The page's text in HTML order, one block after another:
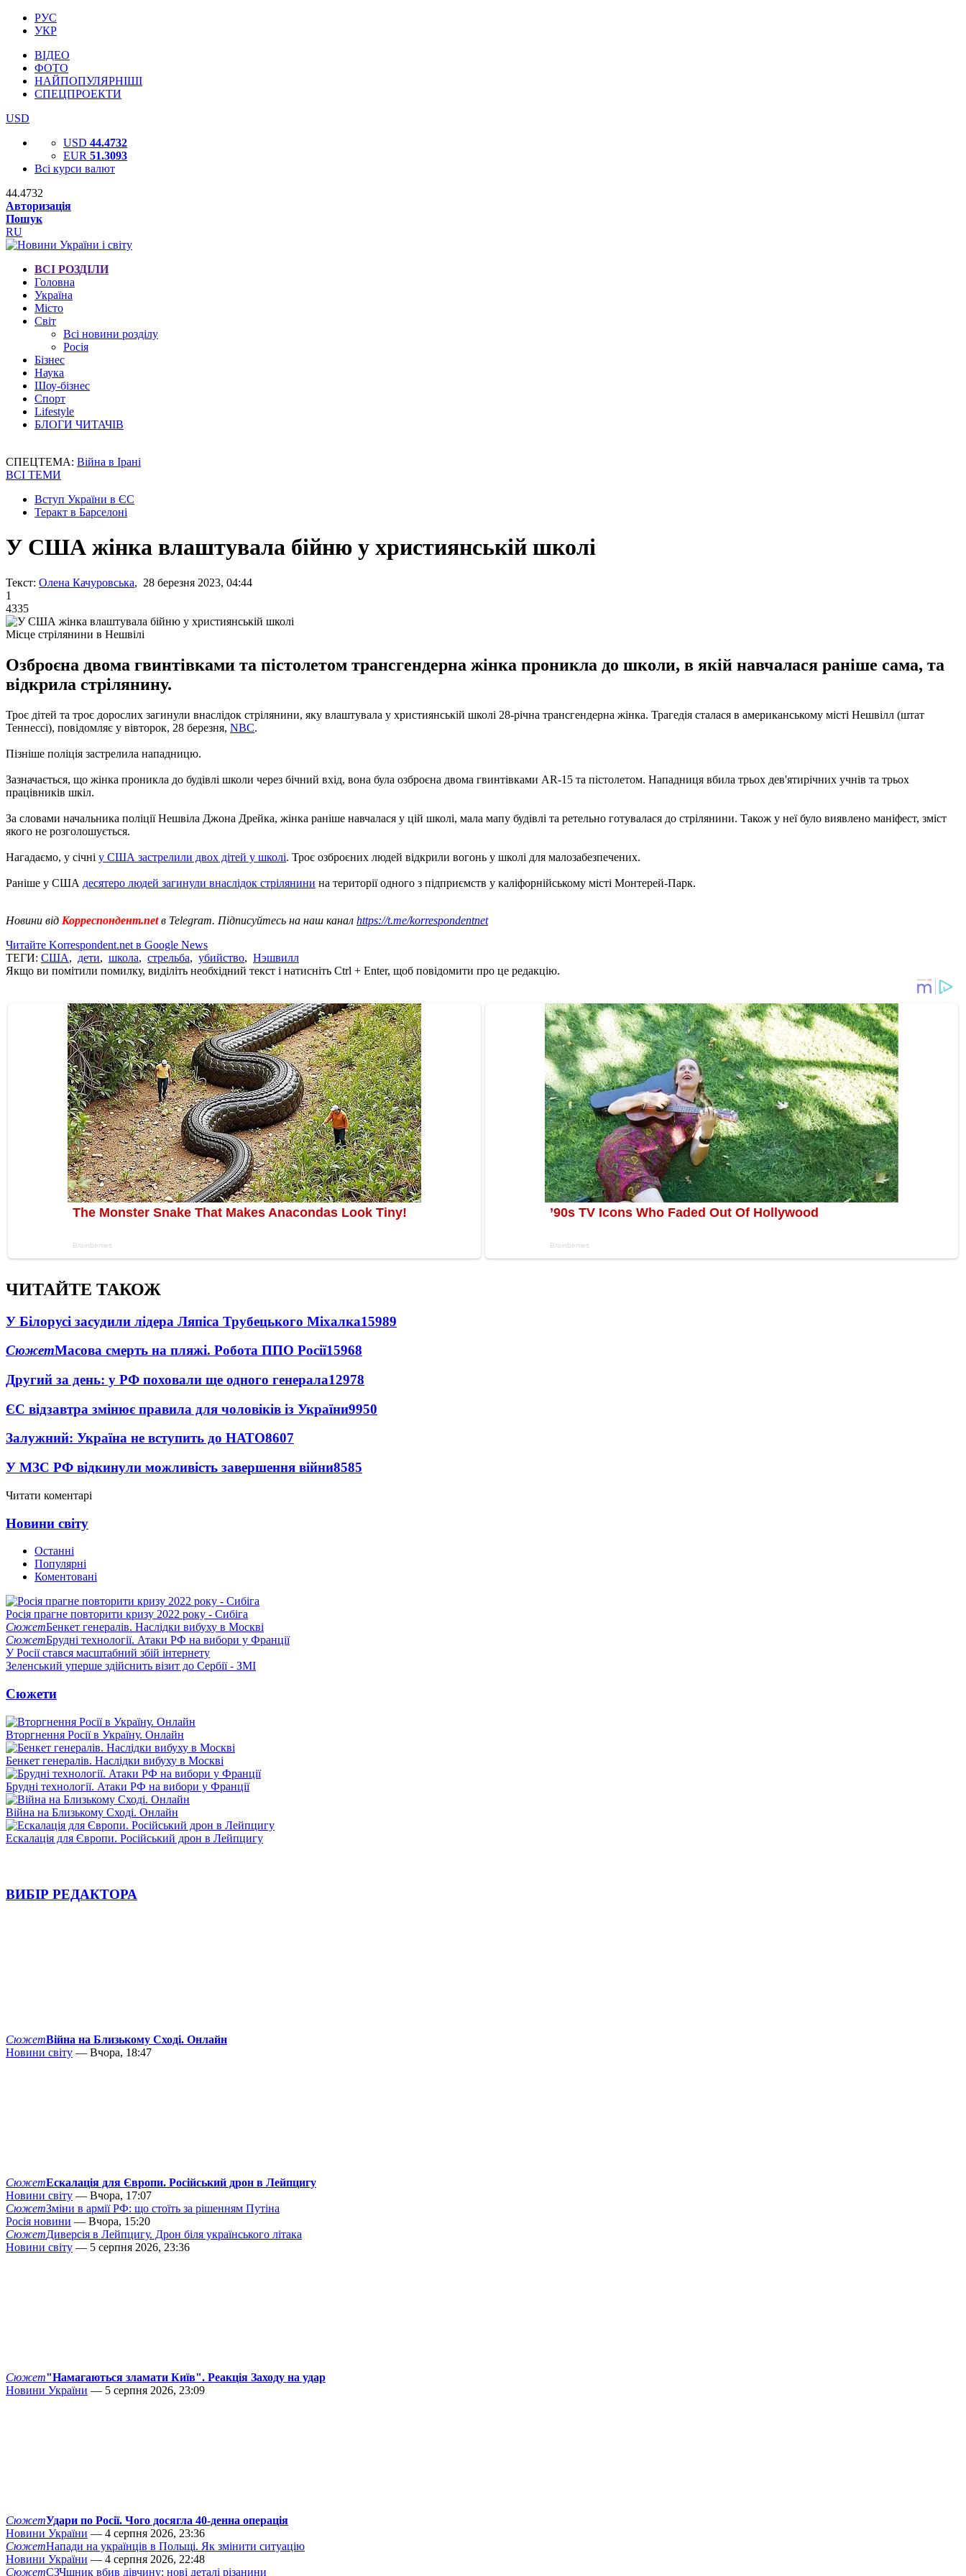
РУС
УКР
ВІДЕО
ФОТО
НАЙПОПУЛЯРНІШІ
СПЕЦПРОЕКТИ
USD
USD 44.4732
EUR 51.3093
Всі курси валют
44.4732
Авторизація
Пошук
RU
ВСІ РОЗДІЛИ
Головна
Україна
Місто
Світ
Всі новини розділу
Росія
Бізнес
Наука
Шоу-бізнес
Спорт
Lifestyle
БЛОГИ ЧИТАЧІВ
СПЕЦТЕМА: Війна в Ірані
ВСІ ТЕМИ
Вступ України в ЄС
Теракт в Барселоні
У США жінка влаштувала бійню у християнській школі
Текст: Олена Качуровська, 28 березня 2023, 04:44
1
4335
Місце стрілянини в Нешвілі
Озброєна двома гвинтівками та пістолетом трансгендерна жінка проникла до школи, в якій навчалася раніше сама, та
відкрила стрілянину.
Троє дітей та троє дорослих загинули внаслідок стрілянини, яку влаштувала у християнській школі 28-річна трансгендерна жінка. Трагедія сталася в американському місті Нешвілл (штат
Теннессі), повідомляє у вівторок, 28 березня, NBC.
Пізніше поліція застрелила нападницю.
Зазначається, що жінка проникла до будівлі школи через бічний вхід, вона була озброєна двома гвинтівками AR-15 та пістолетом. Нападниця вбила трьох дев'ятирічних учнів та трьох
працівників шкіл.
За словами начальника поліції Нешвіла Джона Дрейка, жінка раніше навчалася у цій школі, мала мапу будівлі та ретельно готувалася до стрілянини. Також у неї було виявлено маніфест, зміст
якого не розголошується.
Нагадаємо, у січні у США застрелили двох дітей у школі. Троє озброєних людей відкрили вогонь у школі для малозабезпечених.
Раніше у США десятеро людей загинули внаслідок стрілянини на території одного з підприємств у каліфорнійському місті Монтерей-Парк.
Новини від Корреспондент.netв Telegram. Підписуйтесь на наш канал https://t.me/korrespondentnet
Читайте Korrespondent.net в Google News
ТЕГИ: США, дети, школа, стрельба, убийство, Нэшвилл
Якщо ви помітили помилку, виділіть необхідний текст і натисніть Ctrl + Enter, щоб повідомити про це редакцію.
ЧИТАЙТЕ ТАКОЖ
У Білорусі засудили лідера Ляпіса Трубецького Міхалка15989
СюжетМасова смерть на пляжі. Робота ППО Росії15968
Другий за день: у РФ поховали ще одного генерала12978
ЄС відзавтра змінює правила для чоловіків із України9950
Залужний: Україна не вступить до НАТО8607
У МЗС РФ відкинули можливість завершення війни8585
Читати коментарі
Новини світу
Останні
Популярні
Коментовані
Росія прагне повторити кризу 2022 року - Сибіга
СюжетБенкет генералів. Наслідки вибуху в Москві
СюжетБрудні технології. Атаки РФ на вибори у Франції
У Росії стався масштабний збій інтернету
Зеленський уперше здійснить візит до Сербії - ЗМІ
Сюжети
Вторгнення Росії в Україну. Онлайн
Бенкет генералів. Наслідки вибуху в Москві
Брудні технології. Атаки РФ на вибори у Франції
Війна на Близькому Сході. Онлайн
Ескалація для Європи. Російський дрон в Лейпцигу
ВИБІР РЕДАКТОРА
СюжетВійна на Близькому Сході. Онлайн
Новини світу — Вчора, 18:47
СюжетЕскалація для Європи. Російський дрон в Лейпцигу
Новини світу — Вчора, 17:07
СюжетЗміни в армії РФ: що стоїть за рішенням Путіна
Росія новини — Вчора, 15:20
СюжетДиверсія в Лейпцигу. Дрон біля українського літака
Новини світу — 5 серпня 2026, 23:36
Сюжет"Намагаються зламати Київ". Реакція Заходу на удар
Новини України — 5 серпня 2026, 23:09
СюжетУдари по Росії. Чого досягла 40-денна операція
Новини України — 4 серпня 2026, 23:36
СюжетНапади на українців в Польщі. Як змінити ситуацію
Новини України — 4 серпня 2026, 22:48
СюжетСЗЧшник вбив дівчину: нові деталі різанини